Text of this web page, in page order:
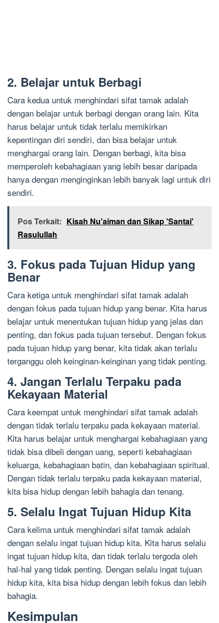
2. Belajar untuk Berbagi
Cara kedua untuk menghindari sifat tamak adalah
dengan belajar untuk berbagi dengan orang lain. Kita
harus belajar untuk tidak terlalu memikirkan
kepentingan diri sendiri, dan bisa belajar untuk
menghargai orang lain. Dengan berbagi, kita bisa
memperoleh kebahagiaan yang lebih besar daripada
hanya dengan menginginkan lebih banyak lagi untuk diri
sendiri.
Pos Terkait: Kisah Nu'aiman dan Sikap 'Santai'
Rasulullah
3. Fokus pada Tujuan Hidup yang
Benar
Cara ketiga untuk menghindari sifat tamak adalah
dengan fokus pada tujuan hidup yang benar. Kita harus
belajar untuk menentukan tujuan hidup yang jelas dan
penting, dan fokus pada tujuan tersebut. Dengan fokus
pada tujuan hidup yang benar, kita tidak akan terlalu
terganggu oleh keinginan-keinginan yang tidak penting.
4. Jangan Terlalu Terpaku pada
Kekayaan Material
Cara keempat untuk menghindari sifat tamak adalah
dengan tidak terlalu terpaku pada kekayaan material.
Kita harus belajar untuk menghargai kebahagiaan yang
tidak bisa dibeli dengan uang, seperti kebahagiaan
keluarga, kebahagiaan batin, dan kebahagiaan spiritual.
Dengan tidak terlalu terpaku pada kekayaan material,
kita bisa hidup dengan lebih bahagia dan tenang.
5. Selalu Ingat Tujuan Hidup Kita
Cara kelima untuk menghindari sifat tamak adalah
dengan selalu ingat tujuan hidup kita. Kita harus selalu
ingat tujuan hidup kita, dan tidak terlalu tergoda oleh
hal-hal yang tidak penting. Dengan selalu ingat tujuan
hidup kita, kita bisa hidup dengan lebih fokus dan lebih
bahagia.
Kesimpulan